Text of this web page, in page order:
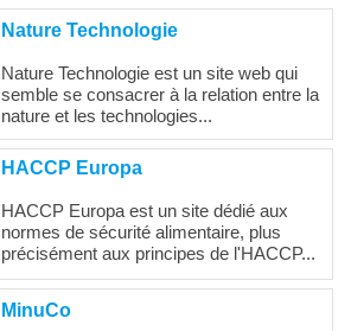
Nature Technologie
Nature Technologie est un site web qui
semble se consacrer à la relation entre la
nature et les technologies...
HACCP Europa
HACCP Europa est un site dédié aux
normes de sécurité alimentaire, plus
précisément aux principes de l'HACCP...
MinuCo